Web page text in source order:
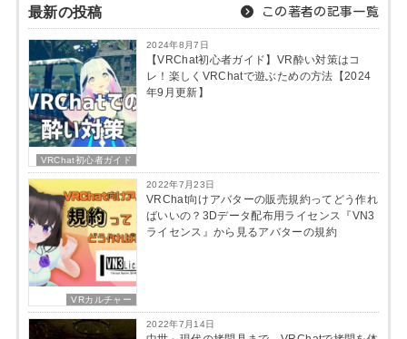
最新の投稿 この著者の記事一覧
VRChat初心者ガイド
2024年8月7日
【VRChat初心者ガイド】VR酔い対策はコ
レ！楽しくVRChatで遊ぶための方法【2024
年9月更新】
VRカルチャー
2022年7月23日
VRChat向けアバターの販売規約ってどう作れ
ばいいの？3Dデータ配布用ライセンス『VN3
ライセンス』から見るアバターの規約
2022年7月14日